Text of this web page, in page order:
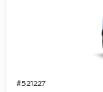
#521227